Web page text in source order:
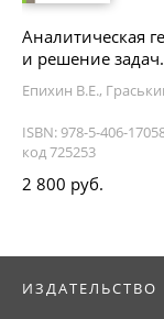
Аналитическая
и решение
Епихин В.Е.,
ISBN: 978-5-406-
код 725253
2 800 руб.
ИЗДАТЕЛЬСТВО